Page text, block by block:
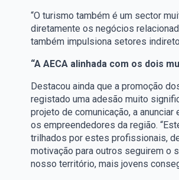
“O turismo também é um sector
diretamente os negócios
também impulsiona setores
“A AECA alinhada com os dois
Destacou ainda que a promoção
registado uma adesão muito
projeto de comunicação, a
os empreendedores da região.
trilhados por estes profissionais,
motivação para outros seguirem o
nosso território, mais jovens